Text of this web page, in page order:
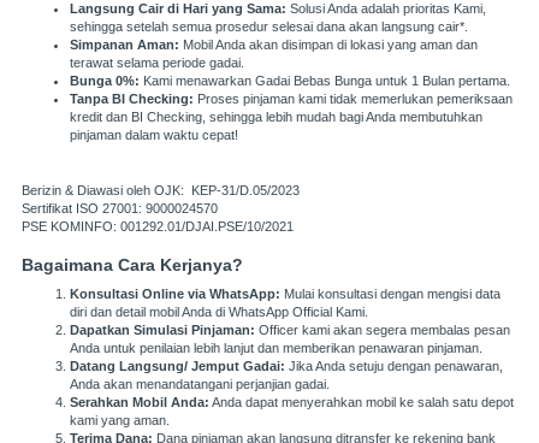
Langsung Cair di Hari yang Sama: Solusi Anda adalah prioritas Kami,
sehingga setelah semua prosedur selesai dana akan langsung cair*.
Simpanan Aman: Mobil Anda akan disimpan di lokasi yang aman dan
terawat selama periode gadai.
Bunga 0%: Kami menawarkan Gadai Bebas Bunga untuk 1 Bulan pertama.
Tanpa BI Checking: Proses pinjaman kami tidak memerlukan pemeriksaan
kredit dan BI Checking, sehingga lebih mudah bagi Anda membutuhkan
pinjaman dalam waktu cepat!
Berizin & Diawasi oleh OJK:
KEP-31/D.05/2023
Sertifikat ISO 27001: 9000024570
PSE KOMINFO: 001292.01/DJAI.PSE/10/2021
Bagaimana Cara Kerjanya?
Konsultasi Online via WhatsApp: Mulai konsultasi dengan mengisi data
diri dan detail mobil Anda di WhatsApp Official Kami.
Dapatkan Simulasi Pinjaman: Officer kami akan segera membalas pesan
Anda untuk penilaian lebih lanjut dan memberikan penawaran pinjaman.
Datang Langsung/ Jemput Gadai: Jika Anda setuju dengan penawaran,
Anda akan menandatangani perjanjian gadai.
Serahkan Mobil Anda: Anda dapat menyerahkan mobil ke salah satu depot
kami yang aman.
Terima Dana: Dana pinjaman akan langsung ditransfer ke rekening bank